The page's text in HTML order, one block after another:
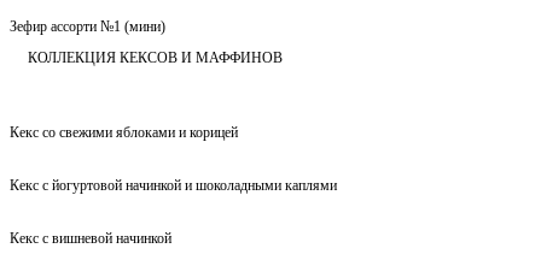
Зефир ассорти №1 (мини)
КОЛЛЕКЦИЯ КЕКСОВ И МАФФИНОВ
Кекс со свежими яблоками и корицей
Кекс с йогуртовой начинкой и шоколадными каплями
Кекс с вишневой начинкой